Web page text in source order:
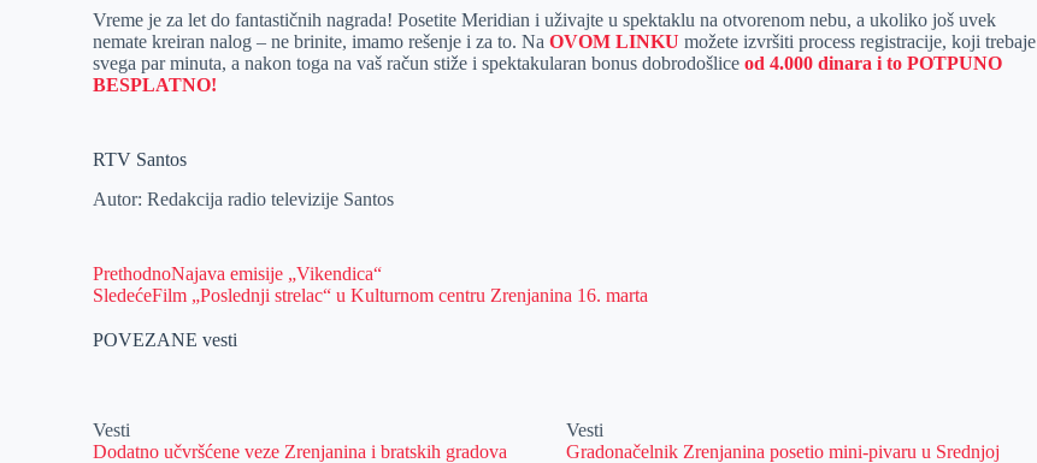
Vreme je za let do fantastičnih nagrada! Posetite Meridian i uživajte u spektaklu na otvorenom nebu, a ukoliko još uvek
nemate kreiran nalog – ne brinite, imamo rešenje i za to. NaOVOM LINKU možete izvršiti process registracije, koji trebaje
svega par minuta, a nakon toga na vaš račun stiže i spektakularan bonus dobrodošliceod 4.000 dinara i to POTPUNO
BESPLATNO!
RTV Santos
Autor: Redakcija radio televizije Santos
PrethodnoNajava emisije „Vikendica“
SledećeFilm „Poslednji strelac“ u Kulturnom centru Zrenjanina 16. marta
POVEZANE vesti
Vesti
Dodatno učvršćene veze Zrenjanina i bratskih gradova
Vesti
Gradonačelnik Zrenjanina posetio mini-pivaru u Srednjoj